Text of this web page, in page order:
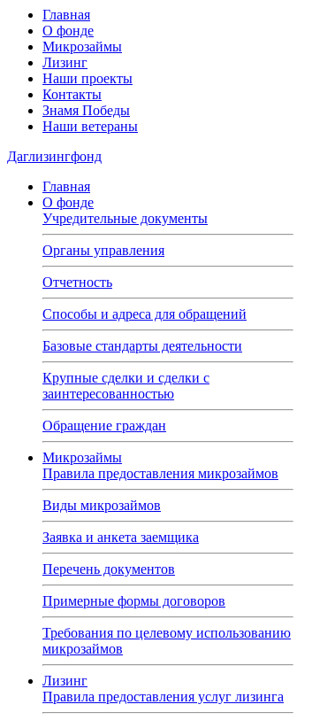
Главная
О фонде
Микрозаймы
Лизинг
Наши проекты
Контакты
Знамя Победы
Наши ветераны
Даглизингфонд
Главная
О фонде
Учредительные документы
Органы управления
Отчетность
Способы и адреса для обращений
Базовые стандарты деятельности
Крупные сделки и сделки с
заинтересованностью
Обращение граждан
Микрозаймы
Правила предоставления микрозаймов
Виды микрозаймов
Заявка и анкета заемщика
Перечень документов
Примерные формы договоров
Требования по целевому использованию
микрозаймов
Лизинг
Правила предоставления услуг лизинга